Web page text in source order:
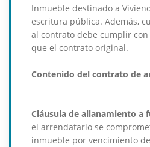
Inmueble destinado a
escritura pública. Además,
al contrato debe cumplir
que el contrato original.
Contenido del contrato de
Cláusula de allanamiento a
el arrendatario se
inmueble por vencimiento